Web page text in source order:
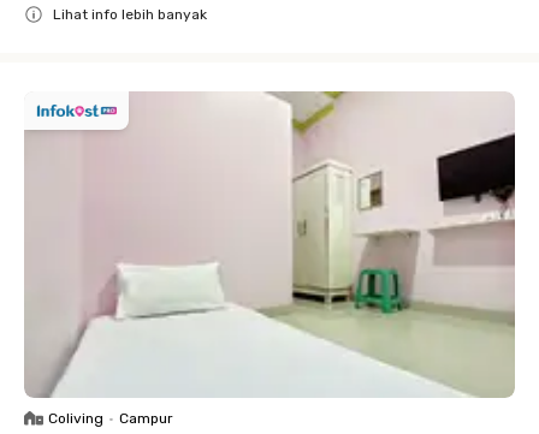
Lihat info lebih banyak
Coliving • Campur